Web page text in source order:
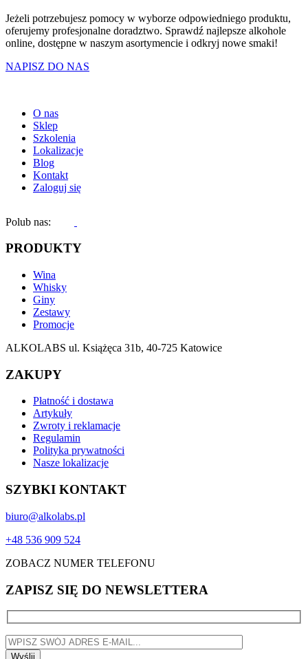
Jeżeli potrzebujesz pomocy w wyborze odpowiedniego produktu,
oferujemy profesjonalne doradztwo. Sprawdź najlepsze alkohole
online, dostępne w naszym asortymencie i odkryj nowe smaki!
NAPISZ DO NAS
O nas
Sklep
Szkolenia
Lokalizacje
Blog
Kontakt
Zaloguj się
Polub nas:
PRODUKTY
Wina
Whisky
Giny
Zestawy
Promocje
ALKOLABS ul. Książęca 31b, 40-725 Katowice
ZAKUPY
Płatność i dostawa
Artykuły
Zwroty i reklamacje
Regulamin
Polityka prywatności
Nasze lokalizacje
SZYBKI KONTAKT
biuro@alkolabs.pl
+48 536 909 524
ZOBACZ NUMER TELEFONU
ZAPISZ SIĘ DO NEWSLETTERA